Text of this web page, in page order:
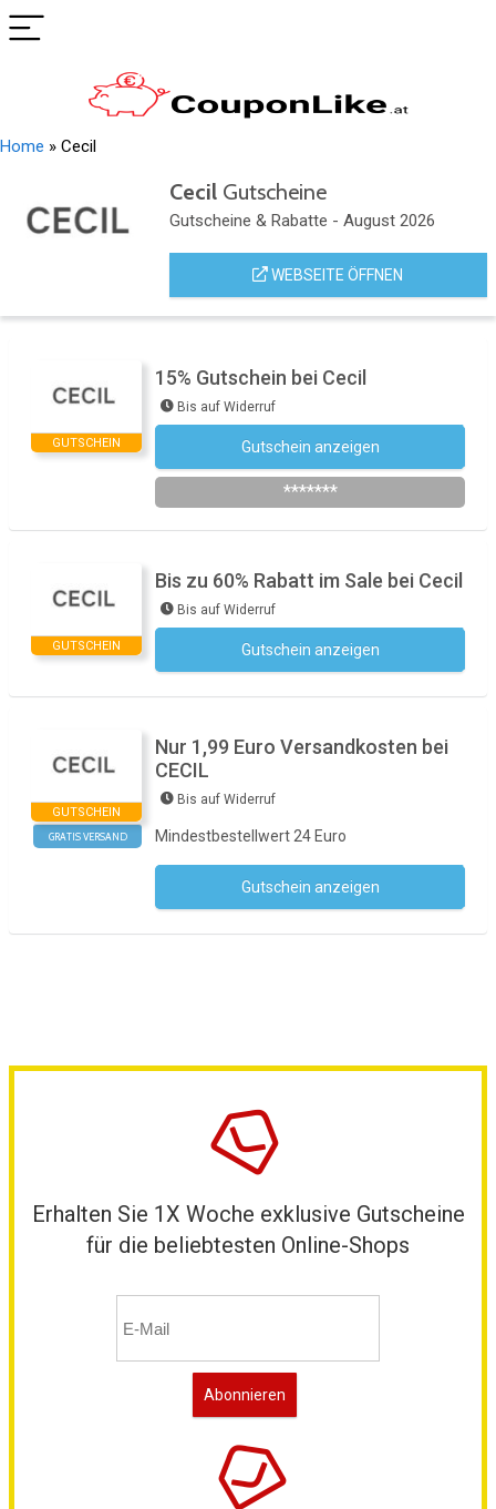
Home » Cecil
CecilGutscheine
Gutscheine & Rabatte - August 2026
WEBSEITE ÖFFNEN
GUTSCHEIN
15% Gutschein bei Cecil
Bis auf Widerruf
Gutschein anzeigen
*******
GUTSCHEIN
Bis zu 60% Rabatt im Sale bei Cecil
Bis auf Widerruf
Gutschein anzeigen
GUTSCHEIN
GRATIS VERSAND
Nur 1,99 Euro Versandkosten bei
CECIL
Bis auf Widerruf
Mindestbestellwert 24 Euro
Gutschein anzeigen
Erhalten Sie 1X Woche exklusive Gutscheine
für die beliebtesten Online-Shops